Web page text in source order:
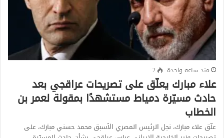
منذ ساعة واحدة 2
علاء مبارك يعلّق على تصريحات عراقجي بعد
حادث مسيّرة دمياط مستشهدًا بمقولة لعمر بن
الخطاب
علّق علاء مبارك، نجل الرئيس المصري الأسبق محمد حسني مبارك، على